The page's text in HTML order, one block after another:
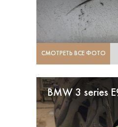
СМОТРЕТЬ ВСЕ ФОТО
BMW 3 series